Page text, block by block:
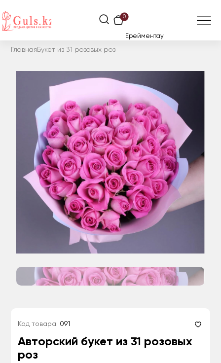
0
Ерейментау
Главная Букет из 31 розовых роз
Код товара: 091
Авторский букет из 31 розовых
роз